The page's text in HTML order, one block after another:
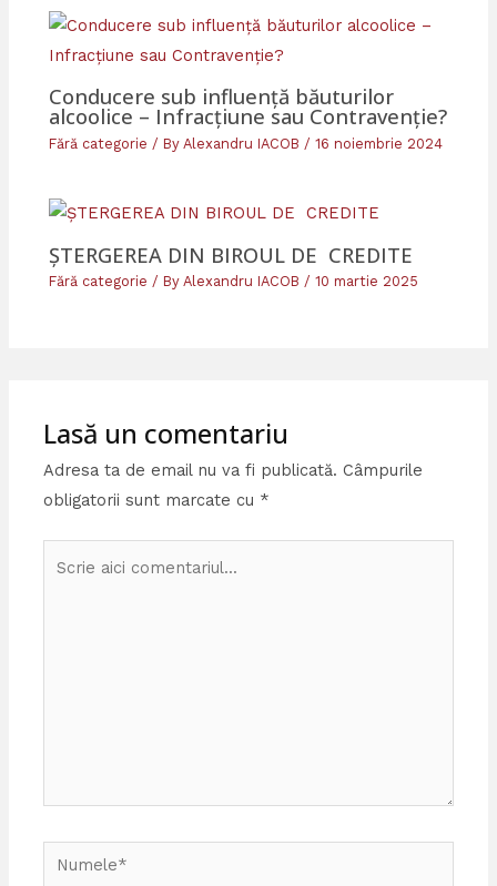
Conducere sub influență băuturilor
alcoolice – Infracțiune sau Contravenție?
Fără categorie / ByAlexandru IACOB /16 noiembrie 2024
ȘTERGEREA DIN BIROUL DE CREDITE
Fără categorie / ByAlexandru IACOB /10 martie 2025
Lasă un comentariu
Adresa ta de email nu va fi publicată. Câmpurile
obligatorii sunt marcate cu *
Numele*